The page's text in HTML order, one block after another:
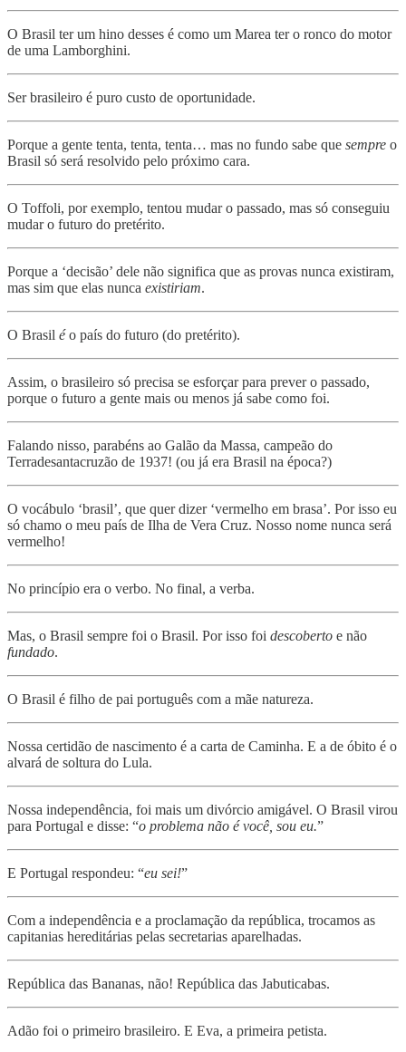
O Brasil ter um hino desses é como um Marea ter o ronco do motor
de uma Lamborghini.
Ser brasileiro é puro custo de oportunidade.
Porque a gente tenta, tenta, tenta… mas no fundo sabe que sempre o
Brasil só será resolvido pelo próximo cara.
O Toffoli, por exemplo, tentou mudar o passado, mas só conseguiu
mudar o futuro do pretérito.
Porque a ‘decisão’ dele não significa que as provas nunca existiram,
mas sim que elas nunca existiriam.
O Brasil éo país do futuro (do pretérito).
Assim, o brasileiro só precisa se esforçar para prever o passado,
porque o futuro a gente mais ou menos já sabe como foi.
Falando nisso, parabéns ao Galão da Massa, campeão do
Terradesantacruzão de 1937! (ou já era Brasil na época?)
O vocábulo ‘brasil’, que quer dizer ‘vermelho em brasa’. Por isso eu
só chamo o meu país de Ilha de Vera Cruz. Nosso nome nunca será
vermelho!
No princípio era o verbo. No final, a verba.
Mas, o Brasil sempre foi o Brasil. Por isso foi descoberto e não
fundado.
O Brasil é filho de pai português com a mãe natureza.
Nossa certidão de nascimento é a carta de Caminha. E a de óbito é o
alvará de soltura do Lula.
Nossa independência, foi mais um divórcio amigável. O Brasil virou
para Portugal e disse: “o problema não é você, sou eu.”
E Portugal respondeu: “eu sei!”
Com a independência e a proclamação da república, trocamos as
capitanias hereditárias pelas secretarias aparelhadas.
República das Bananas, não! República das Jabuticabas.
Adão foi o primeiro brasileiro. E Eva, a primeira petista.